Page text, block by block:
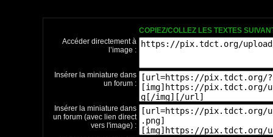
COPIEZ/COLLEZ LES TEXTES
Accéder directement à
l’image :
Insérer la miniature dans
un forum :
Insérer la miniature dans
un forum (avec lien direct
vers l'image) :